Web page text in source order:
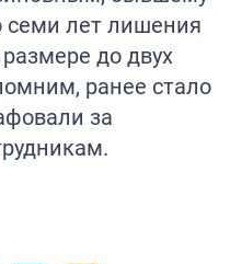
семи лет лишения
до двух
ранее стало
за